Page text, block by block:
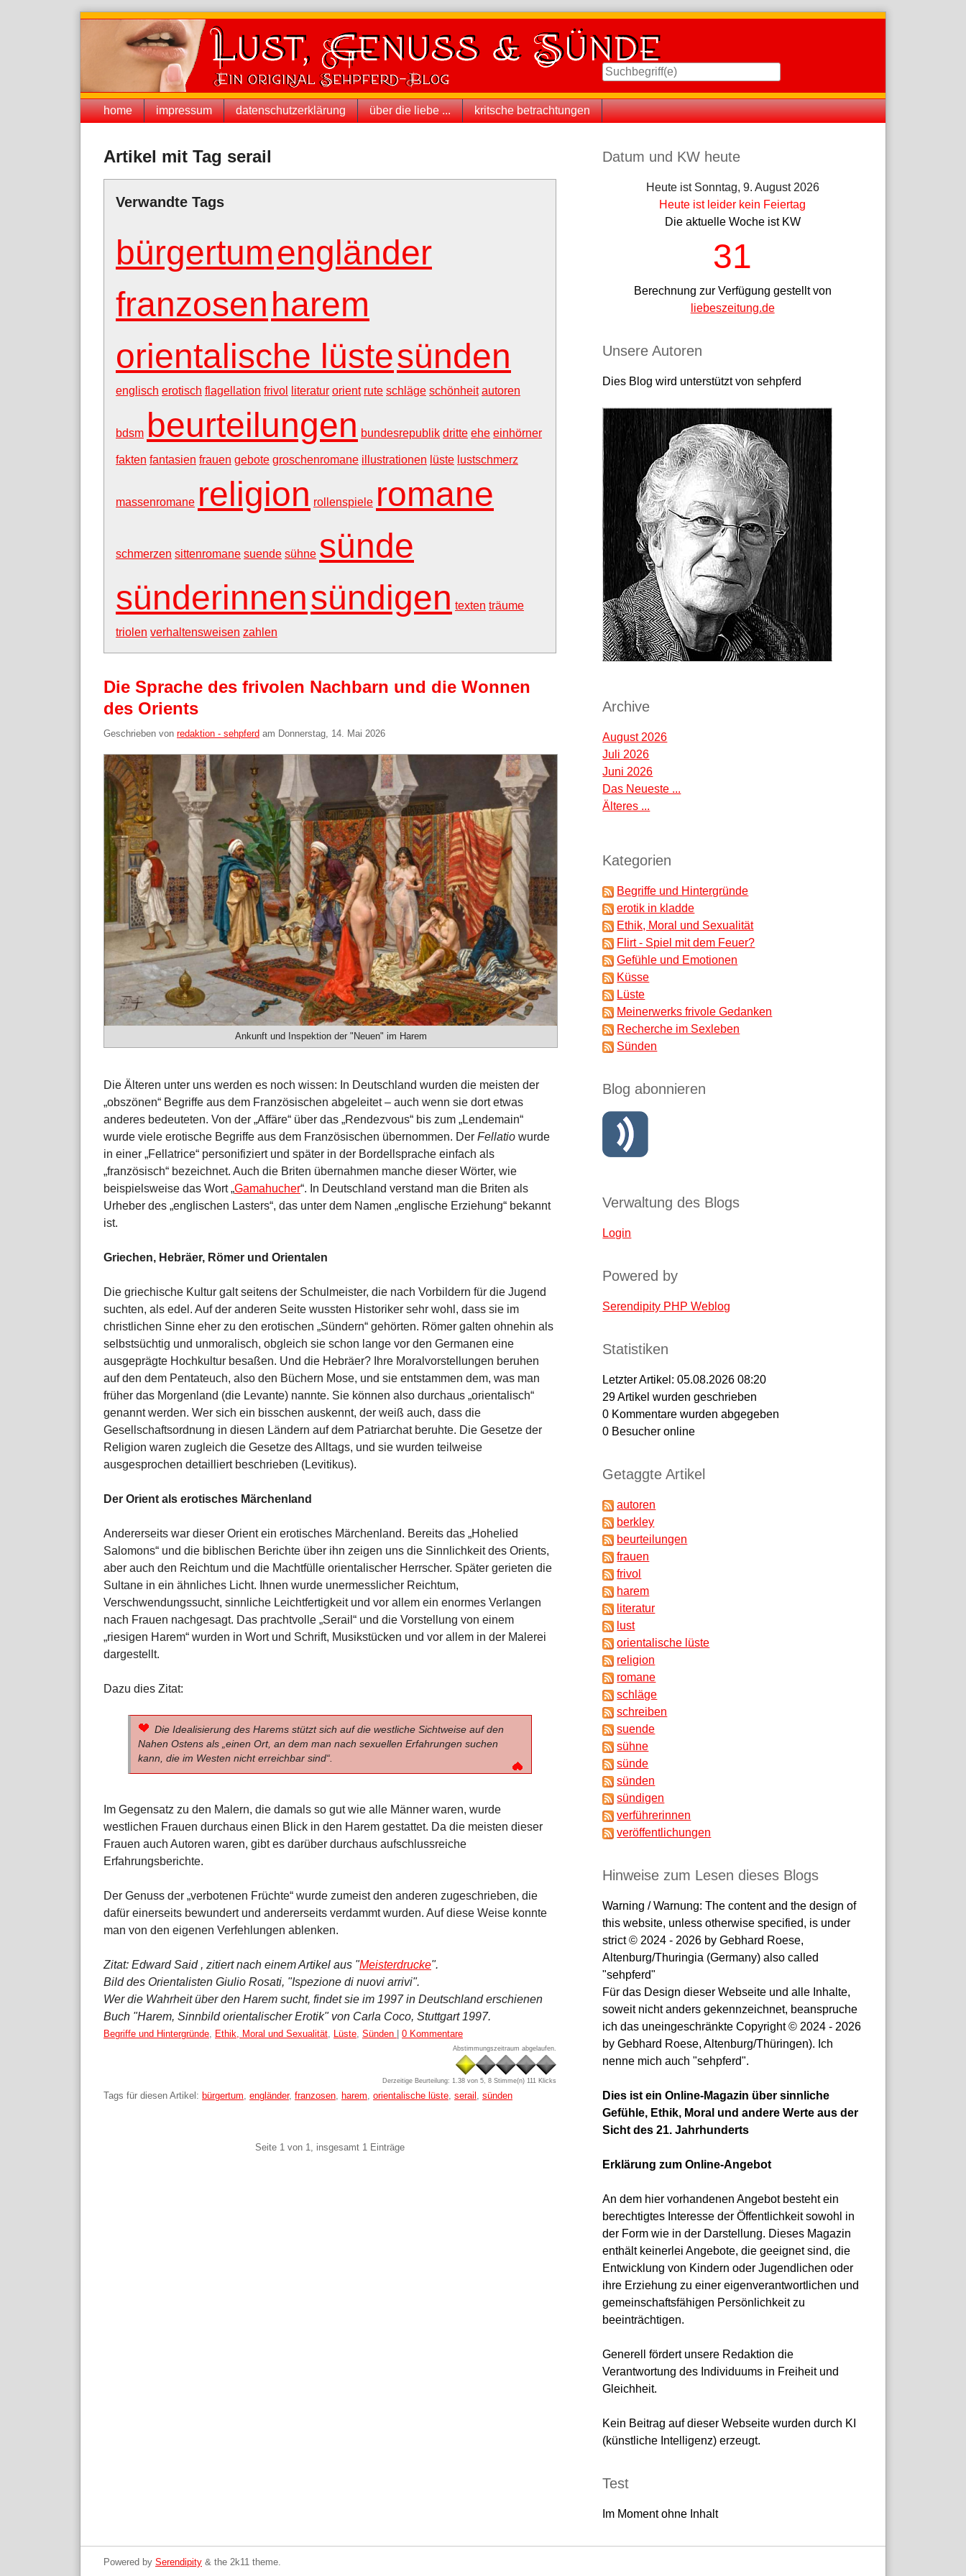
Navigation
home impressum datenschutzerklärung über die liebe ... kritsche betrachtungen
Artikel mit Tag serail
Verwandte Tags
bürgertumengländer
franzosen harem
orientalische lüstesünden
englisch erotisch flagellation frivol literatur orient rute schläge schönheit autoren
bdsm beurteilungen bundesrepublik dritte ehe einhörner
fakten fantasien frauen gebote groschenromane illustrationen lüste lustschmerz
massenromane religion rollenspiele romane
schmerzen sittenromane suende sühne sünde
sünderinnensündigen texten träume
triolen verhaltensweisen zahlen
Die Sprache des frivolen Nachbarn und die Wonnen
des Orients
Geschrieben von redaktion - sehpferd am Donnerstag, 14. Mai 2026
Ankunft und Inspektion der "Neuen" im Harem
Die Älteren unter uns werden es noch wissen: In Deutschland wurden die meisten der
„obszönen“ Begriffe aus dem Französischen abgeleitet – auch wenn sie dort etwas
anderes bedeuteten. Von der „Affäre“ über das „Rendezvous“ bis zum „Lendemain“
wurde viele erotische Begriffe aus dem Französischen übernommen. Der Fellatio wurde
in einer „Fellatrice“ personifiziert und später in der Bordellsprache einfach als
„französisch“ bezeichnet. Auch die Briten übernahmen manche dieser Wörter, wie
beispielsweise das Wort „Gamahucher“. In Deutschland verstand man die Briten als
Urheber des „englischen Lasters“, das unter dem Namen „englische Erziehung“ bekannt
ist.
Griechen, Hebräer, Römer und Orientalen
Die griechische Kultur galt seitens der Schulmeister, die nach Vorbildern für die Jugend
suchten, als edel. Auf der anderen Seite wussten Historiker sehr wohl, dass sie im
christlichen Sinne eher zu den erotischen „Sündern“ gehörten. Römer galten ohnehin als
selbstsüchtig und unmoralisch, obgleich sie schon lange vor den Germanen eine
ausgeprägte Hochkultur besaßen. Und die Hebräer? Ihre Moralvorstellungen beruhen
auf den dem Pentateuch, also den Büchern Mose, und sie entstammen dem, was man
früher das Morgenland (die Levante) nannte. Sie können also durchaus „orientalisch“
genannt werden. Wer sich ein bisschen auskennt, der weiß auch, dass die
Gesellschaftsordnung in diesen Ländern auf dem Patriarchat beruhte. Die Gesetze der
Religion waren zugleich die Gesetze des Alltags, und sie wurden teilweise
ausgesprochen detailliert beschrieben (Levitikus).
Der Orient als erotisches Märchenland
Andererseits war dieser Orient ein erotisches Märchenland. Bereits das „Hohelied
Salomons“ und die biblischen Berichte über ihn zeigen uns die Sinnlichkeit des Orients,
aber auch den Reichtum und die Machtfülle orientalischer Herrscher. Später gerieten die
Sultane in ein ähnliches Licht. Ihnen wurde unermesslicher Reichtum,
Verschwendungssucht, sinnliche Leichtfertigkeit und vor allem ein enormes Verlangen
nach Frauen nachgesagt. Das prachtvolle „Serail“ und die Vorstellung von einem
„riesigen Harem“ wurden in Wort und Schrift, Musikstücken und vor allem in der Malerei
dargestellt.
Dazu dies Zitat:
Die Idealisierung des Harems stützt sich auf die westliche Sichtweise auf den
Nahen Ostens als „einen Ort, an dem man nach sexuellen Erfahrungen suchen
kann, die im Westen nicht erreichbar sind“.
Im Gegensatz zu den Malern, die damals so gut wie alle Männer waren, wurde
westlichen Frauen durchaus einen Blick in den Harem gestattet. Da die meisten dieser
Frauen auch Autoren waren, gibt es darüber durchaus aufschlussreiche
Erfahrungsberichte.
Der Genuss der „verbotenen Früchte“ wurde zumeist den anderen zugeschrieben, die
dafür einerseits bewundert und andererseits verdammt wurden. Auf diese Weise konnte
man von den eigenen Verfehlungen ablenken.
Zitat: Edward Said , zitiert nach einem Artikel aus "Meisterdrucke".
Bild des Orientalisten Giulio Rosati, "Ispezione di nuovi arrivi".
Wer die Wahrheit über den Harem sucht, findet sie im 1997 in Deutschland erschienen
Buch "Harem, Sinnbild orientalischer Erotik" von Carla Coco, Stuttgart 1997.
Kategorien:
Begriffe und Hintergründe Ethik, Moral und Sexualität Lüste Sünden | 0 Kommentare
Abstimmungszeitraum abgelaufen.
Derzeitige Beurteilung: 1.38 von 5, 8 Stimme(n) 111 Klicks
Tags für diesen Artikel: bürgertum engländer, franzosen harem orientalische lüste serail sünden
Seite 1 von 1, insgesamt 1 Einträge
Seitenleiste
Datum und KW heute
Heute ist Sonntag, 9. August 2026
Heute ist leider kein Feiertag
Die aktuelle Woche ist KW
31
Berechnung zur Verfügung gestellt von
liebeszeitung.de
Unsere Autoren
Dies Blog wird unterstützt von sehpferd
Archive
August 2026
Juli 2026
Juni 2026
Das Neueste ...
Älteres ...
Kategorien
Begriffe und Hintergründe
erotik in kladde
Ethik, Moral und Sexualität
Flirt - Spiel mit dem Feuer?
Gefühle und Emotionen
Küsse
Lüste
Meinerwerks frivole Gedanken
Recherche im Sexleben
Sünden
Blog abonnieren
Verwaltung des Blogs
Login
Powered by
Serendipity PHP Weblog
Statistiken
Letzter Artikel:05.08.2026 08:20
29Artikel wurden geschrieben
0 Kommentare wurden abgegeben
0 Besucher online
Getaggte Artikel
autoren
berkley
beurteilungen
frauen
frivol
harem
literatur
lust
orientalische lüste
religion
romane
schläge
schreiben
suende
sühne
sünde
sünden
sündigen
verführerinnen
veröffentlichungen
Hinweise zum Lesen dieses Blogs
Warning / Warnung: The content and the design of
this website, unless otherwise specified, is under
strict © 2024 - 2026 by Gebhard Roese,
Altenburg/Thuringia (Germany) also called
"sehpferd"
Für das Design dieser Webseite und alle Inhalte,
soweit nicht anders gekennzeichnet, beanspruche
ich das uneingeschränkte Copyright © 2024 - 2026
by Gebhard Roese, Altenburg/Thüringen). Ich
nenne mich auch "sehpferd".
Dies ist ein Online-Magazin über sinnliche
Gefühle, Ethik, Moral und andere Werte aus der
Sicht des 21. Jahrhunderts
Erklärung zum Online-Angebot
An dem hier vorhandenen Angebot besteht ein
berechtigtes Interesse der Öffentlichkeit sowohl in
der Form wie in der Darstellung. Dieses Magazin
enthält keinerlei Angebote, die geeignet sind, die
Entwicklung von Kindern oder Jugendlichen oder
ihre Erziehung zu einer eigenverantwortlichen und
gemeinschaftsfähigen Persönlichkeit zu
beeinträchtigen.
Generell fördert unsere Redaktion die
Verantwortung des Individuums in Freiheit und
Gleichheit.
Kein Beitrag auf dieser Webseite wurden durch KI
(künstliche Intelligenz) erzeugt.
Test
Im Moment ohne Inhalt
Powered by Serendipity& the 2k11theme.